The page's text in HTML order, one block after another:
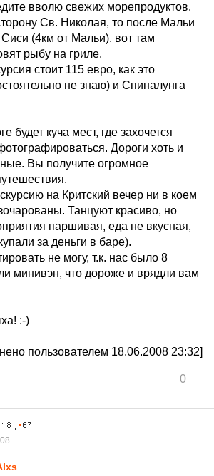
вволю свежих морепродуктов.
Св. Николая, то после Мальи
Сиси (4км от Мальи), вот там
рыбу на гриле.
стоит 115 евро, как это
не знаю) и Спиналунга
будет куча мест, где захочется
Дороги хоть и
Вы получите огромное
на Критский вечер ни в коем
Танцуют красиво, но
паршивая, еда не вкусная,
за деньги в баре).
не могу, т.к. нас было 8
минивэн, что дороже и врядли вам
:-)
пользователем 18.06.2008 23:32]
0